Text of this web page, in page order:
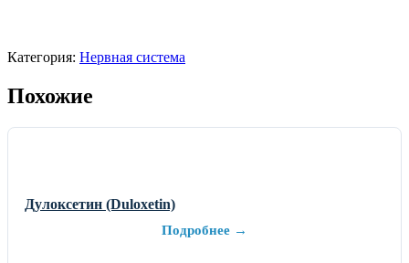
Категория: Нервная система
Похожие
Дулоксетин (Duloxetin)
Подробнее →